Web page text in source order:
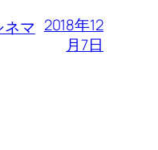
ネマ 2018年12
月7日